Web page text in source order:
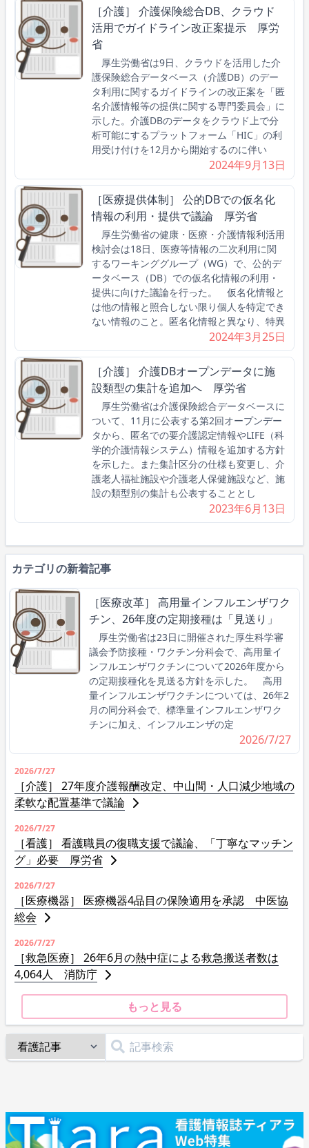
［介護］ 介護保険総合DB、クラウド
活用でガイドライン改正案提示 厚労
省
厚生労働省は9日、クラウドを活用した介
護保険総合データベース（介護DB）のデー
タ利用に関するガイドラインの改正案を「匿
名介護情報等の提供に関する専門委員会」に
示した。介護DBのデータをクラウド上で分
析可能にするプラットフォーム「HIC」の利
用受け付けを12月から開始するのに伴い
2024年9月13日
［医療提供体制］ 公的DBでの仮名化
情報の利用・提供で議論 厚労省
厚生労働省の健康・医療・介護情報利活用
検討会は18日、医療等情報の二次利用に関
するワーキンググループ（WG）で、公的デ
ータベース（DB）での仮名化情報の利用・
提供に向けた議論を行った。 仮名化情報と
は他の情報と照合しない限り個人を特定でき
ない情報のこと。匿名化情報と異なり、特異
2024年3月25日
［介護］ 介護DBオープンデータに施
設類型の集計を追加へ 厚労省
厚生労働省は介護保険総合データベースに
ついて、11月に公表する第2回オープンデー
タから、匿名での要介護認定情報やLIFE（科
学的介護情報システム）情報を追加する方針
を示した。また集計区分の仕様も変更し、介
護老人福祉施設や介護老人保健施設など、施
設の類型別の集計も公表することとし
2023年6月13日
カテゴリの新着記事
［医療改革］ 高用量インフルエンザワク
チン、26年度の定期接種は「見送り」
厚生労働省は23日に開催された厚生科学審
議会予防接種・ワクチン分科会で、高用量イ
ンフルエンザワクチンについて2026年度から
の定期接種化を見送る方針を示した。 高用
量インフルエンザワクチンについては、26年2
月の同分科会で、標準量インフルエンザワク
チンに加え、インフルエンザの定
2026/7/27
2026/7/27
［介護］ 27年度介護報酬改定、中山間・人口減少地域の
柔軟な配置基準で議論
2026/7/27
［看護］ 看護職員の復職支援で議論、「丁寧なマッチン
グ」必要 厚労省
2026/7/27
［医療機器］ 医療機器4品目の保険適用を承認 中医協
総会
2026/7/27
［救急医療］ 26年6月の熱中症による救急搬送者数は
4,064人 消防庁
もっと見る